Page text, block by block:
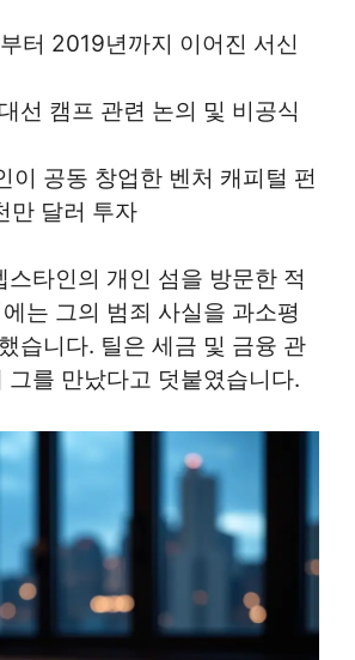
터 2019년까지 이어진 서신
선 캠프 관련 논의 및 비공식
이 공동 창업한 벤처 캐피털 펀
만 달러 투자
스타인의 개인 섬을 방문한 적
는 그의 범죄 사실을 과소평
습니다. 틸은 세금 및 금융 관
그를 만났다고 덧붙였습니다.